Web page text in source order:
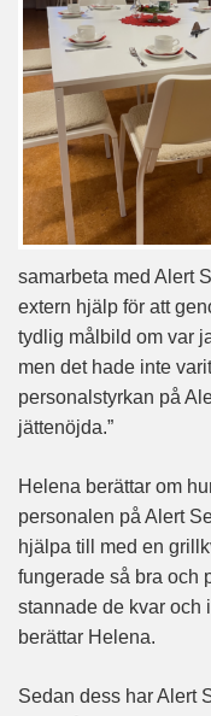
samarbeta med Alert
extern hjälp för att
tydlig målbild om var
men det hade inte
personalstyrkan på
jättenöjda.”
Helena berättar om
personalen på Alert
hjälpa till med en
fungerade så bra och
stannade de kvar och
berättar Helena.
Sedan dess har Alert